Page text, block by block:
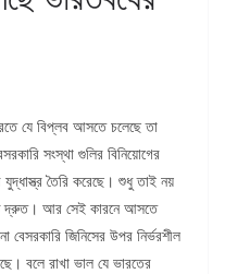
যে বিপ্লব আসতে চলেছে তা
সংস্থা গুলির বিনিয়োগের
তৈরি করেছে। শুধু তাই নয়
দ্রুত। আর সেই কারনে আসতে
জিনিসের উপর নির্ভরশীল
বলে রাখা ভাল যে ভারতের